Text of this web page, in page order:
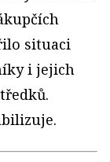
situaci
i jejich